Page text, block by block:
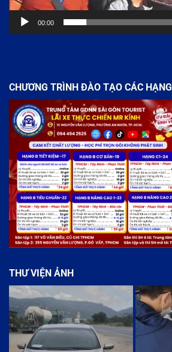
00:00
CHƯƠNG TRÌNH ĐÀO TẠO CÁC HẠNG
THƯ VIỆN ẢNH